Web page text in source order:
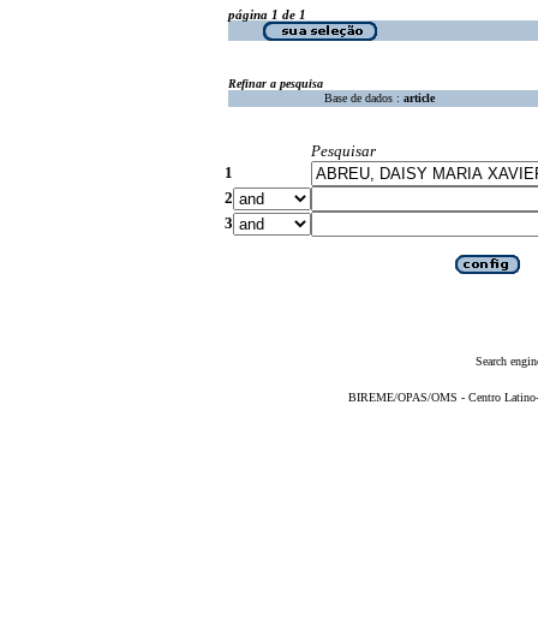
página 1 de 1
Refinar a pesquisa
Base de dados : article
Pesquisar
1
2
3
Search
BIREME/OPAS/OMS - Centro Latino-